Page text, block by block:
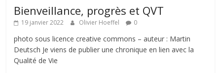
Bienveillance, progrès et QVT
19 janvier 2022 Olivier Hoeffel 0
photo sous licence creative commons – auteur : Martin
Deutsch Je viens de publier une chronique en lien avec la
Qualité de Vie